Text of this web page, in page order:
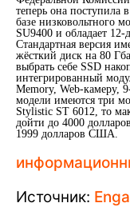
теперь она поступила
базе низковольтного
SU9400 и обладает
Стандартная версия
жёсткий диск на 80
выбрать себе SSD
интегрированный
Memory, Web-камеру,
модели имеются три
Stylistic ST 6012, то
дойти до 4000
1999 долларов США.
Источник: